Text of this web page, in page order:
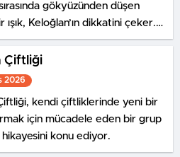
gökyüzünden düşen
ışık, Keloğlan’ın dikkatini çeker.
olaya, Hayvanlar
yaşayan Tombik
de tanıklık eder.
Çiftliği
2026
kendi çiftliklerinde yeni bir
için mücadele eden bir grup
hikayesini konu ediyor.